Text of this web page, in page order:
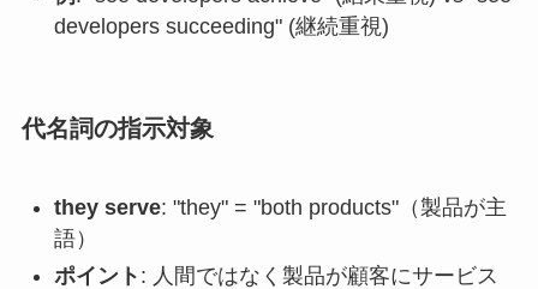
developers succeeding" (継続重視)
代名詞の指示対象
they serve: "they" = "both products"（製品が主
語）
ポイント : 人間ではなく製品が顧客にサービス